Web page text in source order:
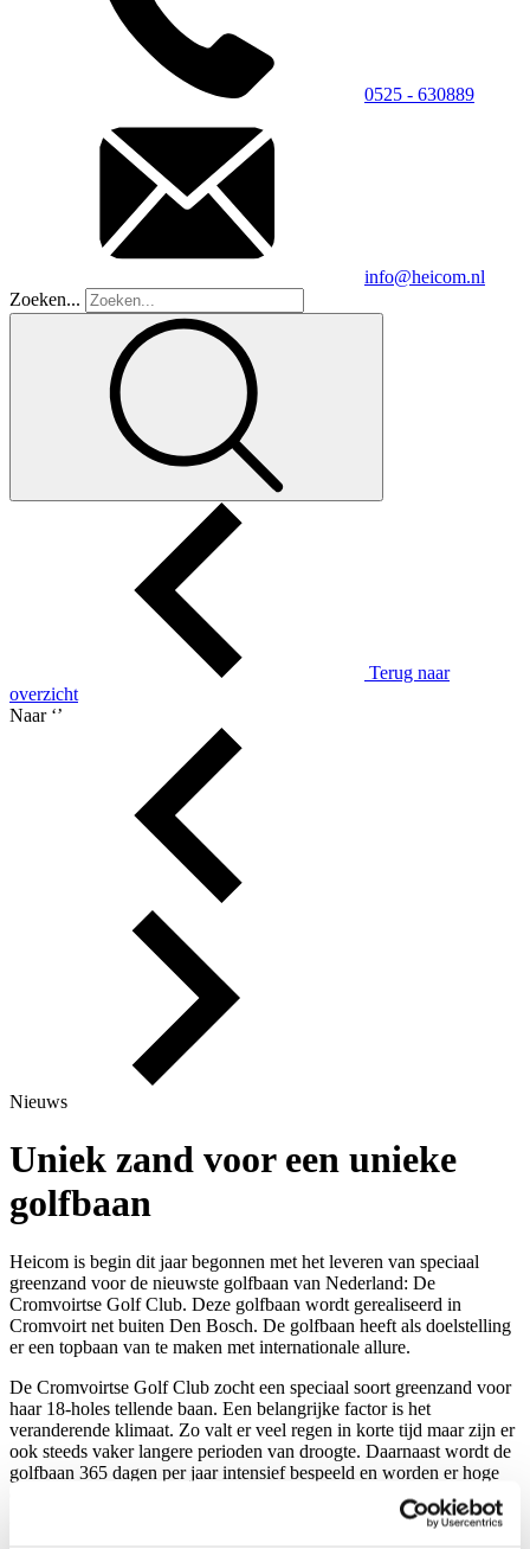
0525 - 630889
info@heicom.nl
Zoeken...
Terug naar
overzicht
Naar ‘’
Nieuws
Uniek zand voor een unieke
golfbaan
Heicom is begin dit jaar begonnen met het leveren van speciaal
greenzand voor de nieuwste golfbaan van Nederland: De
Cromvoirtse Golf Club. Deze golfbaan wordt gerealiseerd in
Cromvoirt net buiten Den Bosch. De golfbaan heeft als doelstelling
er een topbaan van te maken met internationale allure.
De Cromvoirtse Golf Club zocht een speciaal soort greenzand voor
haar 18-holes tellende baan. Een belangrijke factor is het
veranderende klimaat. Zo valt er veel regen in korte tijd maar zijn er
ook steeds vaker langere perioden van droogte. Daarnaast wordt de
golfbaan 365 dagen per jaar intensief bespeeld en worden er hoge
eisen gesteld aan de greens. Maaien op 3 mm (zeer kort) is hierin